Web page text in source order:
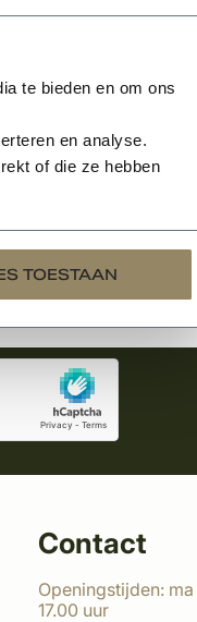
te bieden en om ons
en analyse.
of die ze hebben
TOESTAAN
Contact
Openingstijden:
17.00 uur